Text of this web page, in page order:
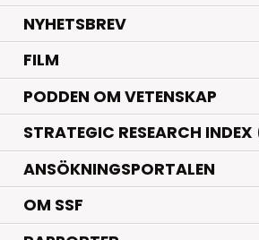
NYHETSBREV
FILM
PODDEN OM VETENSKAP
STRATEGIC RESEARCH
ANSÖKNINGSPORTALEN
OM SSF